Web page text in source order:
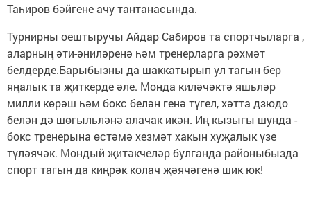
Таһиров бәйгене ачу тантанасында.
Турнирны оештыручы Айдар Сабиров та спортчыларга ,
аларның әти-әниләренә һәм тренерларга рәхмәт
белдерде.Барыбызны да шаккатырып ул тагын бер
яңалык та җиткерде әле. Монда киләчәктә яшьләр
милли көрәш һәм бокс белән генә түгел, хәтта дзюдо
белән дә шөгыльләнә алачак икән. Иң кызыгы шунда -
бокс тренерына өстәмә хезмәт хакын хуҗалык үзе
түләячәк. Мондый җитәкчеләр булганда районыбызда
спорт тагын да киңрәк колач җәячәгенә шик юк!